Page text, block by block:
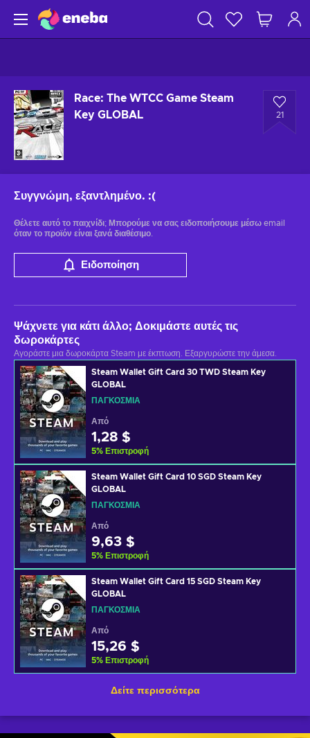
Race: The WTCC Game Steam
Key GLOBAL
21
Συγγνώμη, εξαντλημένο. :(
Θέλετε αυτό το παιχνίδι; Μπορούμε να σας ειδοποιήσουμε μέσω email
όταν το προϊόν είναι ξανά διαθέσιμο.
Ειδοποίηση
Ψάχνετε για κάτι άλλο; Δοκιμάστε αυτές τις
δωροκάρτες
Αγοράστε μια δωροκάρτα Steam με έκπτωση. Εξαργυρώστε την άμεσα.
Steam Wallet Gift Card 30 TWD Steam Key
GLOBAL
ΠΑΓΚΌΣΜΙΑ
Από
1,28 $
5% Επιστροφή
Steam Wallet Gift Card 10 SGD Steam Key
GLOBAL
ΠΑΓΚΌΣΜΙΑ
Από
9,63 $
5% Επιστροφή
Steam Wallet Gift Card 15 SGD Steam Key
GLOBAL
ΠΑΓΚΌΣΜΙΑ
Από
15,26 $
5% Επιστροφή
Δείτε περισσότερα